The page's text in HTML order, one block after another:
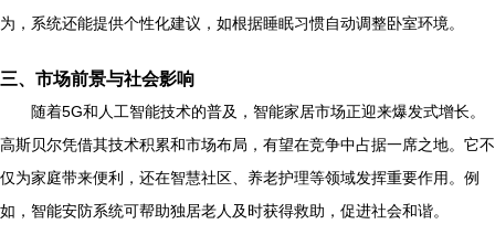
为，系统还能提供个性化建议，如根据睡眠习惯自动调整卧室环境。
三、市场前景与社会影响
随着5G和人工智能技术的普及，智能家居市场正迎来爆发式增长。
高斯贝尔凭借其技术积累和市场布局，有望在竞争中占据一席之地。它不
仅为家庭带来便利，还在智慧社区、养老护理等领域发挥重要作用。例
如，智能安防系统可帮助独居老人及时获得救助，促进社会和谐。